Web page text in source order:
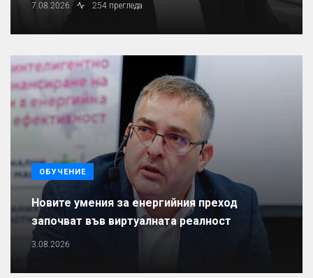
7.08.2026 254 прегледа
ОБУЧЕНИЕ
Новите умения за енергийния преход
започват във виртуалната реалност
3.08.2026